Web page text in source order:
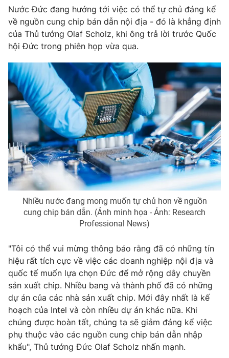
Khán giả
Giải sao mai
Sao
Du lịch
Làm đẹp
Chất lượng cuộc sống
Giáo dục
Tuyển sinh
Công nghệ
Hitech Công nghệ tương lai
Sản phẩm
Thị trường
Tư vấn
Giao lưu trực tuyến
Lịch phát sóng
Chuyên mục khác
Emagazine Podcast
Photo Infographic
Shorts video
VTV Money VTV Thể thao
VTV Sức khoẻ Bất động sản
Thị trường 24h Tấm lòng Việt
VTV4 Vươn mình bằng AI
Nước Đức đang hướng tới việc có thể tự chủ đáng kể
về nguồn cung chip bán dẫn nội địa - đó là khẳng định
của Thủ tướng Olaf Scholz, khi ông trả lời trước Quốc
hội Đức trong phiên họp vừa qua.
Nhiều nước đang mong muốn tự chủ hơn về nguồn
cung chip bán dẫn. (Ảnh minh họa - Ảnh: Research
Professional News)
"Tôi có thể vui mừng thông báo rằng đã có những tín
hiệu rất tích cực về việc các doanh nghiệp nội địa và
quốc tế muốn lựa chọn Đức để mở rộng dây chuyền
sản xuất chip. Nhiều bang và thành phố đã có những
dự án của các nhà sản xuất chip. Mới đây nhất là kế
hoạch của Intel và còn nhiều dự án khác nữa. Khi
chúng được hoàn tất, chúng ta sẽ giảm đáng kể việc
phụ thuộc vào các nguồn cung chip bán dẫn nhập
khẩu", Thủ tướng Đức Olaf Scholz nhấn mạnh.